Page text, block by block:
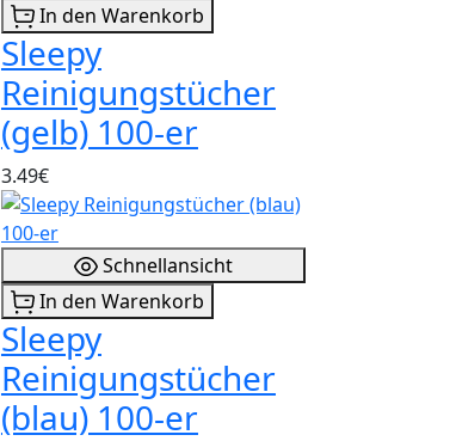
In den Warenkorb
Sleepy
Reinigungstücher
(gelb) 100-er
3.49€
Schnellansicht
In den Warenkorb
Sleepy
Reinigungstücher
(blau) 100-er